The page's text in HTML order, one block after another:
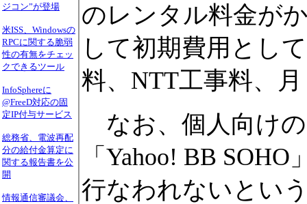
ジコン”が登場
米ISS、Windowsの
RPCに関する脆弱
性の有無をチェッ
クできるツール
InfoSphereに
@FreeD対応の固
定IP付与サービス
総務省、電波再配
分の給付金算定に
関する報告書を公
開
情報通信審議会、
のレンタル料金が
して初期費用とし
料、NTT工事料、
なお、個人向け
「Yahoo! BB
行なわれないとい